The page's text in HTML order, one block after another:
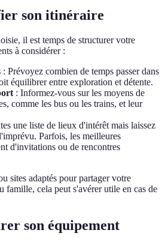
son itinéraire
il est temps de structurer votre
à considérer :
: Prévoyez combien de temps passer dans
équilibrer entre exploration et détente.
: Informez-vous sur les moyens de
comme les bus ou les trains, et leur
une liste de lieux d'intérêt mais laissez
Parfois, les meilleures
d'invitations ou de rencontres
sites adaptés pour partager votre
famille, cela peut s'avérer utile en cas de
son équipement